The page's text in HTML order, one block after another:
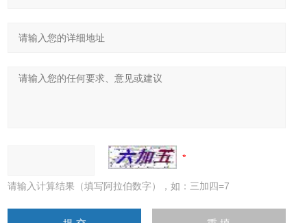
请输入计算结果（填写阿拉伯数字），如：三加四=7